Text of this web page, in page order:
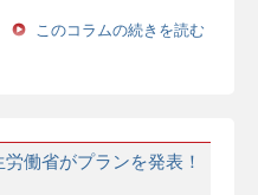
このコラムの続きを読む
働省がプランを発表！